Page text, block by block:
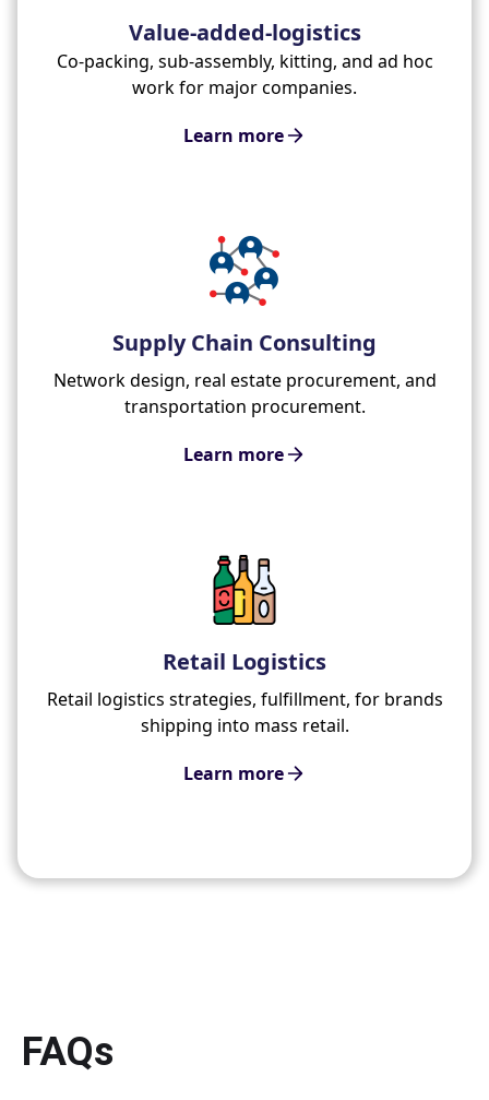
Value-added-logistics
Co-packing, sub-assembly, kitting, and ad hoc
work for major companies.
Learn more
Supply Chain Consulting
Network design, real estate procurement, and
transportation procurement.
Learn more
Retail Logistics
Retail logistics strategies, fulfillment, for brands
shipping into mass retail.
Learn more
FAQs